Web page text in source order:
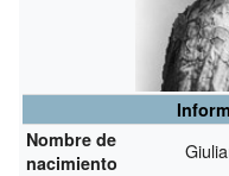
Nombre de
nacimiento